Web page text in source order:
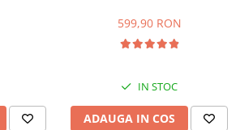
Compartiment gheata, H 85
cm, Alb
599,90 RON
IN STOC
ADAUGA IN COS